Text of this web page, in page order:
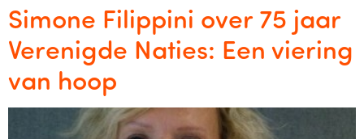
Simone Filippini over 75 jaar
Verenigde Naties: Een viering
van hoop